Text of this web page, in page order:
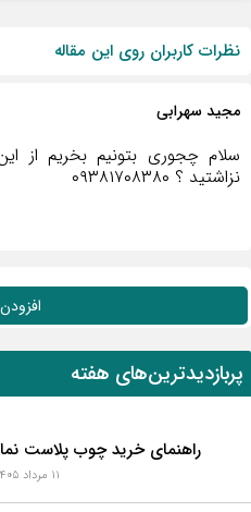
نظرات کاربران روی این مقاله
مجید سهرابی
سلام چجوری بتونیم بخریم از
نزاشتید ؟ ۰۹۳۸۱۷۰۸۳۸۰
افزودن
هفته
راهنمای خرید چوب پلاست